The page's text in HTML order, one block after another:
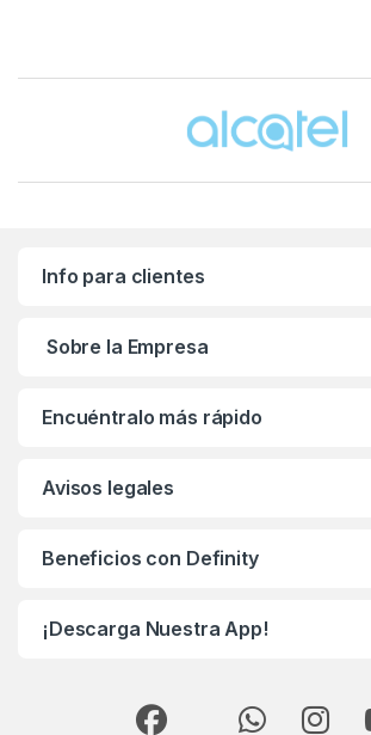
Brands Carousel
Info para clientes
Sobre la Empresa
Encuéntralo más rápido
Avisos legales
Beneficios con Definity
¡Descarga Nuestra App!